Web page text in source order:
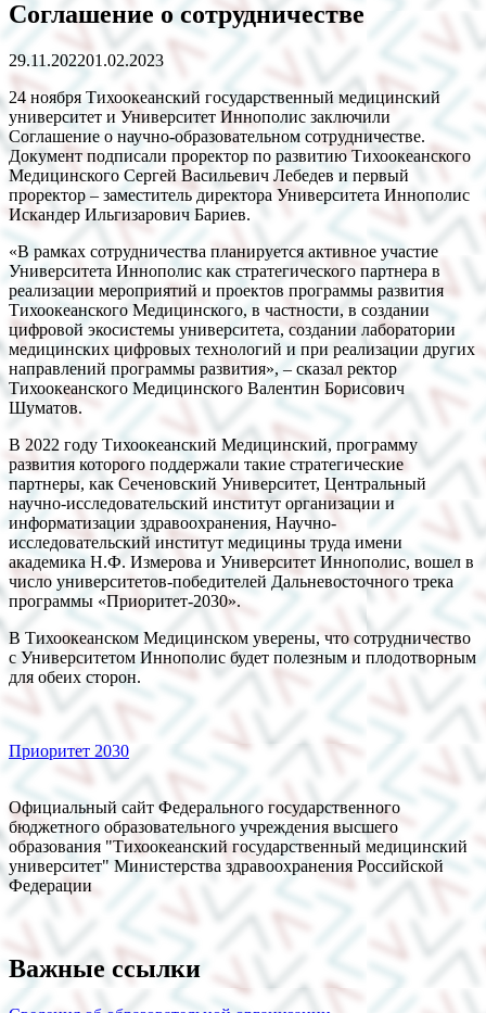
Соглашение о сотрудничестве
29.11.202201.02.2023
24 ноября Тихоокеанский государственный медицинский
университет и Университет Иннополис заключили
Соглашение о научно-образовательном сотрудничестве.
Документ подписали проректор по развитию Тихоокеанского
Медицинского Сергей Васильевич Лебедев и первый
проректор – заместитель директора Университета Иннополис
Искандер Ильгизарович Бариев.
«В рамках сотрудничества планируется активное участие
Университета Иннополис как стратегического партнера в
реализации мероприятий и проектов программы развития
Тихоокеанского Медицинского, в частности, в создании
цифровой экосистемы университета, создании лаборатории
медицинских цифровых технологий и при реализации других
направлений программы развития», – сказал ректор
Тихоокеанского Медицинского Валентин Борисович
Шуматов.
В 2022 году Тихоокеанский Медицинский, программу
развития которого поддержали такие стратегические
партнеры, как Сеченовский Университет, Центральный
научно-исследовательский институт организации и
информатизации здравоохранения, Научно-
исследовательский институт медицины труда имени
академика Н.Ф. Измерова и Университет Иннополис, вошел в
число университетов-победителей Дальневосточного трека
программы «Приоритет-2030».
В Тихоокеанском Медицинском уверены, что сотрудничество
с Университетом Иннополис будет полезным и плодотворным
для обеих сторон.
Приоритет 2030
Официальный сайт Федерального государственного
бюджетного образовательного учреждения высшего
образования "Тихоокеанский государственный медицинский
университет" Министерства здравоохранения Российской
Федерации
Важные ссылки